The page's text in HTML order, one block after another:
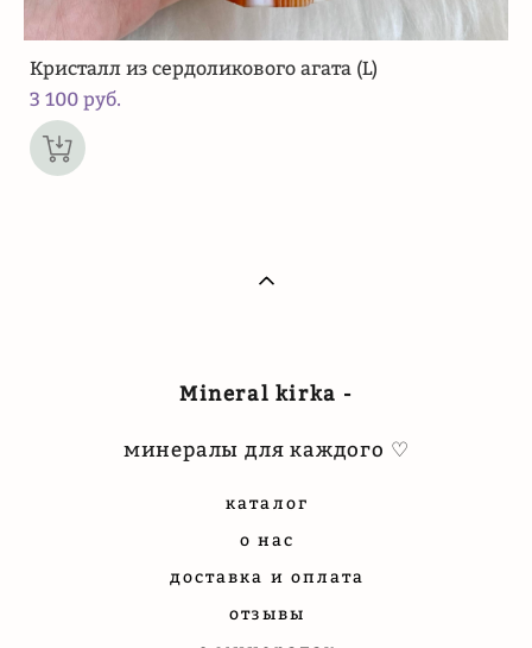
Кристалл из сердоликового агата (L)
3 100 pуб.
Mineral kirka -
минералы для каждого ♡
каталог
о нас
доставка и оплата
отзывы